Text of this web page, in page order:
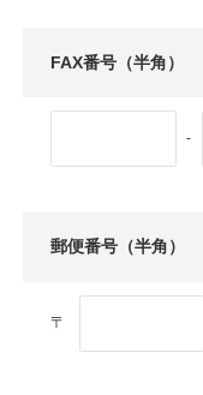
FAX番号（半角）
-
郵便番号（半角）
〒